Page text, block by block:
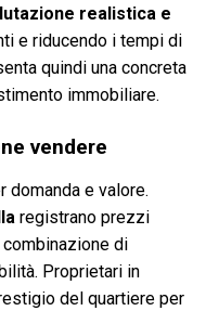
realistica e
e riducendo i tempi di
quindi una concreta
immobiliare.
vendere
domanda e valore.
registrano prezzi
di
Proprietari in
del quartiere per